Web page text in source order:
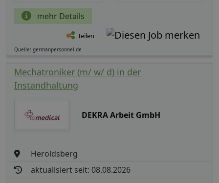
mehr Details
Teilen
Quelle: germanpersonnel.de
Mechatroniker (m/ w/ d) in der
Instandhaltung
DEKRA Arbeit GmbH
Heroldsberg
aktualisiert seit: 08.08.2026